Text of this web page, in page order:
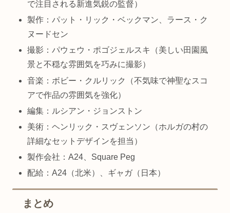
で注目される新進気鋭の監督）
製作：パット・リック・ベックマン、ラース・ク
ヌードセン
撮影：パウェウ・ポゴジェルスキ（美しい田園風
景と不穏な雰囲気を巧みに撮影）
音楽：ボビー・クルリック（不気味で神聖なスコ
アで作品の雰囲気を強化）
編集：ルシアン・ジョンストン
美術：ヘンリック・スヴェンソン（ホルガの村の
詳細なセットデザインを担当）
製作会社：A24、Square Peg
配給：A24（北米）、ギャガ（日本）
まとめ